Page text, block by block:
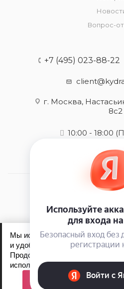
Вопрос-
+7 (495) 023-88-22
г. Москва,
8с2
10:00 - 18:00
2026 © kydra-store.ru -
Обработка
Политика
Мы используем файлы cookie,
и удобнее для вас.
Продолжая пользоваться
использование файлов cookie.
Принять